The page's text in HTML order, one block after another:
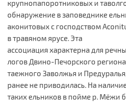
крупнопапоротниковых и
обнаружение в заповеднике
аконитовых с господством
в травяном ярусе. Эта
ассоциация характерна для
логов Двино-Печорского
таежного Заволжья и
ранее не приводилась. На
таких ельников в пойме р. Мёжи